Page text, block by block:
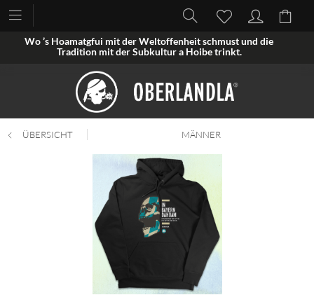
Wo ’s Hoamatgfui mit der Weltoffenheit schmust und die
Tradition mit der Subkultur a Hoibe trinkt.
ÜBERSICHT MÄNNER